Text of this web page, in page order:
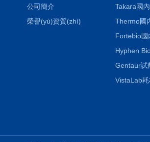
公司簡介
榮譽(yù)資質(zhì)
Takara國
Thermo國
Fortebio國
Gentaur試
VistaLab